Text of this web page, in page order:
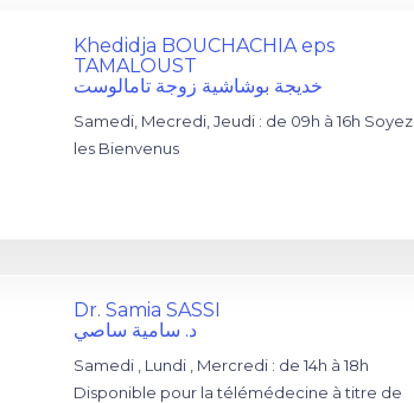
Khedidja BOUCHACHIA eps
TAMALOUST
خديجة بوشاشية زوجة تامالوست
Samedi, Mecredi, Jeudi : de 09h à 16h Soyez
les Bienvenus
Dr. Samia SASSI
د. سامية ساصي
Samedi , Lundi , Mercredi : de 14h à 18h
Disponible pour la télémédecine à titre de